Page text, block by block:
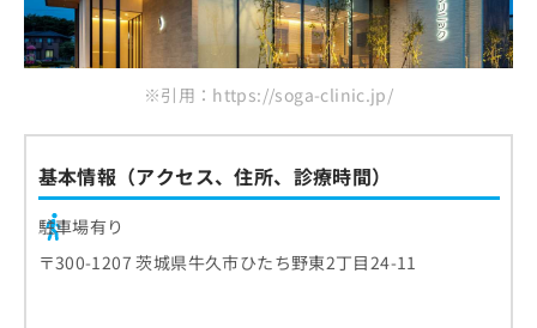
※引用：https://soga-clinic.jp/
基本情報（アクセス、住所、診療時間）
駐車場有り
〒300-1207 茨城県牛久市ひたち野東2丁目24-11